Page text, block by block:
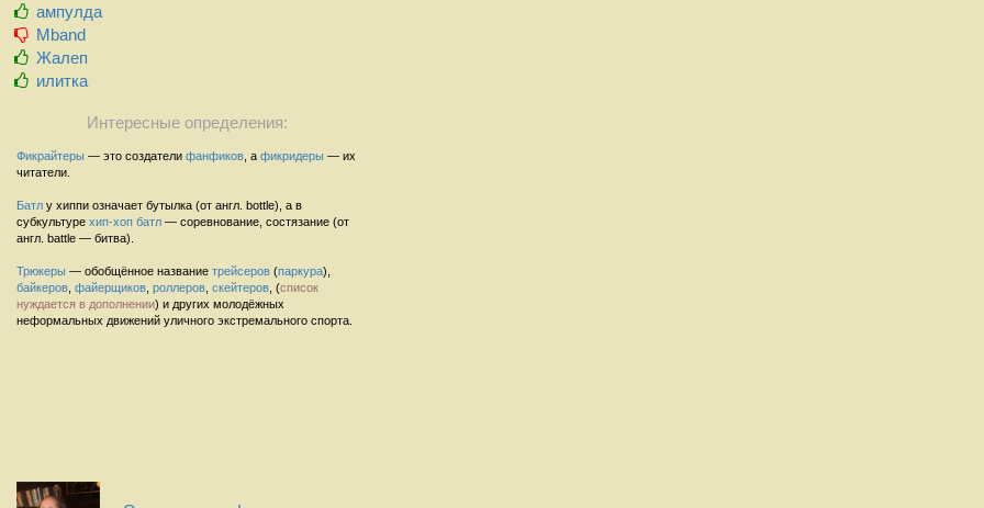
ампулда
Mband
Жалеп
илитка
Интересные определения:
Фикрайтеры — это создатели фанфиков , а фикридеры — их
читатели.
Батл у хиппи означает бутылка (от англ. bottle), а в
субкультуре хип-хоп батл — соревнование, состязание (от
англ. battle — битва).
Трюкеры — обобщённое название трейсеров (паркура),
байкеров файерщиков роллеров скейтеров , (список
нуждается в дополнении) и других молодёжных
неформальных движений уличного экстремального спорта.